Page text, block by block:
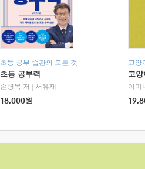
초등 공부 습관의 모든 것
초등 공부력
손병목 저
서유재
18,000원
고양
고
이미